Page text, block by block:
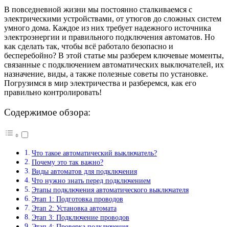
В повседневной жизни мы постоянно сталкиваемся с
электрическими устройствами, от утюгов до сложных систем
умного дома. Каждое из них требует надежного источника
электроэнергии и правильного подключения автоматов. Но
как сделать так, чтобы всё работало безопасно и
бесперебойно? В этой статье мы разберем ключевые моменты,
связанные с подключением автоматических выключателей, их
назначение, виды, а также полезные советы по установке.
Погрузимся в мир электричества и разберемся, как его
правильно контролировать!
Содержимое обзора:
Что такое автоматический выключатель?
Почему это так важно?
Виды автоматов для подключения
Что нужно знать перед подключением
Этапы подключения автоматического выключателя
Этап 1: Подготовка проводов
Этап 2: Установка автомата
Этап 3: Подключение проводов